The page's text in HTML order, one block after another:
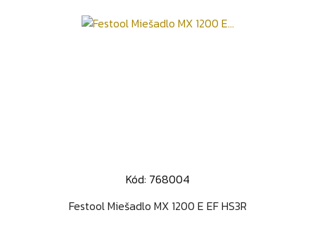
Kód: 768004
Festool Miešadlo MX 1200 E EF HS3R